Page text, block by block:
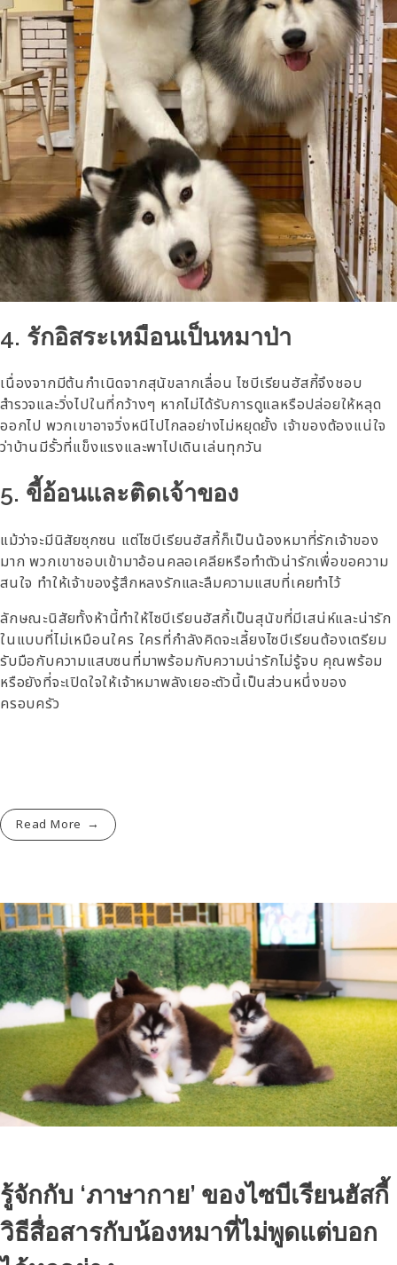
4. รักอิสระเหมือนเป็นหมาป่า
เนื่องจากมีต้นกำเนิดจากสุนัขลากเลื่อน ไซบีเรียนฮัสกี้จึงชอบ
สำรวจและวิ่งไปในที่กว้างๆ หากไม่ได้รับการดูแลหรือปล่อยให้หลุด
ออกไป พวกเขาอาจวิ่งหนีไปไกลอย่างไม่หยุดยั้ง เจ้าของต้องแน่ใจ
ว่าบ้านมีรั้วที่แข็งแรงและพาไปเดินเล่นทุกวัน
5. ขี้อ้อนและติดเจ้าของ
แม้ว่าจะมีนิสัยซุกซน แต่ไซบีเรียนฮัสกี้ก็เป็นน้องหมาที่รักเจ้าของ
มาก พวกเขาชอบเข้ามาอ้อนคลอเคลียหรือทำตัวน่ารักเพื่อขอความ
สนใจ ทำให้เจ้าของรู้สึกหลงรักและลืมความแสบที่เคยทำไว้
ลักษณะนิสัยทั้งห้านี้ทำให้ไซบีเรียนฮัสกี้เป็นสุนัขที่มีเสน่ห์และน่ารัก
ในแบบที่ไม่เหมือนใคร ใครที่กำลังคิดจะเลี้ยงไซบีเรียนต้องเตรียม
รับมือกับความแสบซนที่มาพร้อมกับความน่ารักไม่รู้จบ คุณพร้อม
หรือยังที่จะเปิดใจให้เจ้าหมาพลังเยอะตัวนี้เป็นส่วนหนึ่งของ
ครอบครัว
Read More
รู้จักกับ ‘ภาษากาย’ ของไซบีเรียนฮัสกี้
วิธีสื่อสารกับน้องหมาที่ไม่พูดแต่บอก